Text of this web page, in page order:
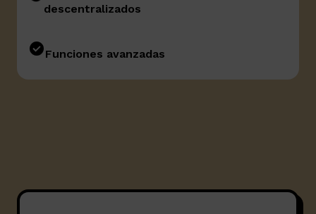
descentralizados
Funciones avanzadas